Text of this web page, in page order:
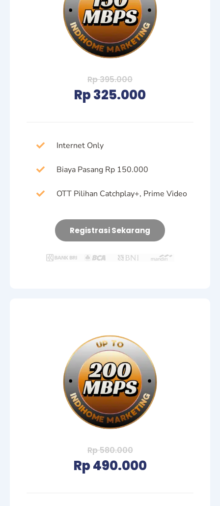
Rp 395.000
Rp 325.000
Internet Only
Biaya Pasang Rp 150.000
OTT Pilihan Catchplay+, Prime Video
Registrasi Sekarang
Rp 580.000
Rp 490.000